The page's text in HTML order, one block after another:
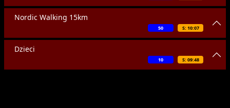
Nordic Walking 15km
S: 10:07
50
Dzieci
S: 09:48
10